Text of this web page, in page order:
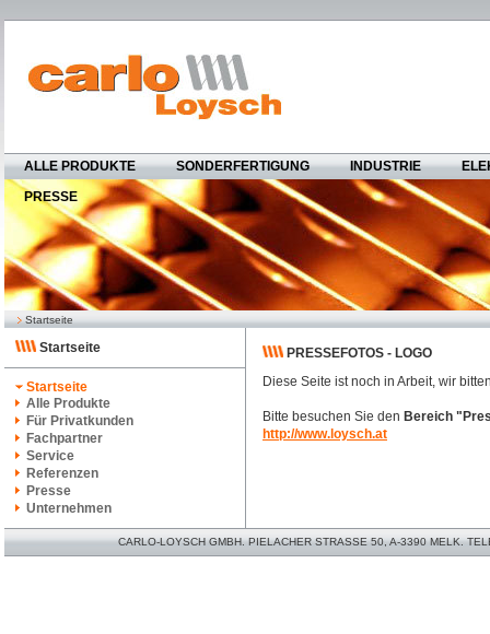
ALLE PRODUKTE SONDERFERTIGUNG INDUSTRIE
PRESSE
Startseite
Startseite
Startseite
Alle Produkte
Für Privatkunden
Fachpartner
Service
Referenzen
Presse
Unternehmen
PRESSEFOTOS - LOGO
Diese Seite ist noch in Arbeit, wir
Bitte besuchen Sie den Bereich
http://www.loysch.at
CARLO-LOYSCH GMBH. PIELACHER STRASSE 50, A-3390 MELK.